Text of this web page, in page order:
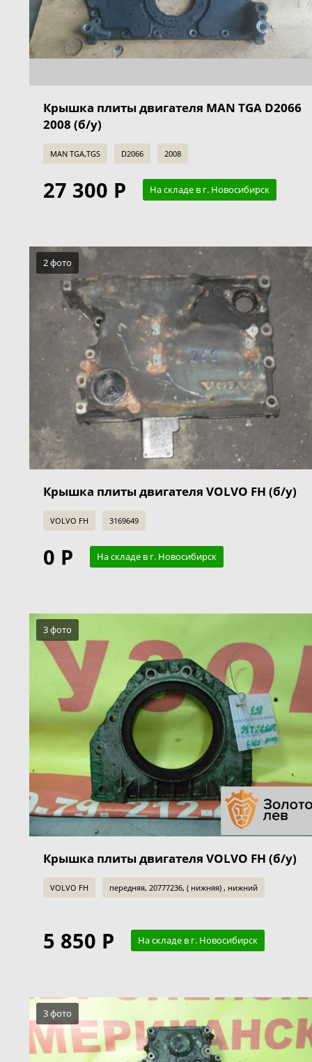
Крышка плиты двигателя MAN TGA D2066
2008 (б/у)
MAN TGA,TGS D2066 2008
27 300 Р На складе в г. Новосибирск
2 фото
Крышка плиты двигателя VOLVO FH (б/у)
VOLVO FH 3169649
0 Р На складе в г. Новосибирск
3 фото
Крышка плиты двигателя VOLVO FH (б/у)
VOLVO FH передняя, 20777236, ( нижняя) , нижний
5 850 Р На складе в г. Новосибирск
3 фото